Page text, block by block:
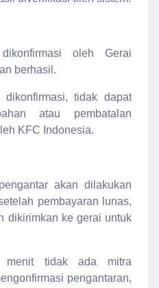
oleh Gerai
berhasil.
dikonfirmasi, tidak dapat
atau pembatalan
KFC Indonesia.
akan dilakukan
pembayaran lunas,
dikirimkan ke gerai untuk
tidak ada mitra
pengantaran,